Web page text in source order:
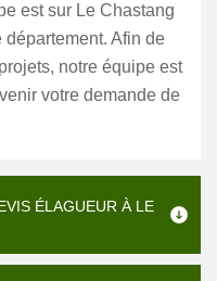
est sur Le Chastang
Afin de
notre équipe est
votre demande de
ÉLAGUEUR À LE